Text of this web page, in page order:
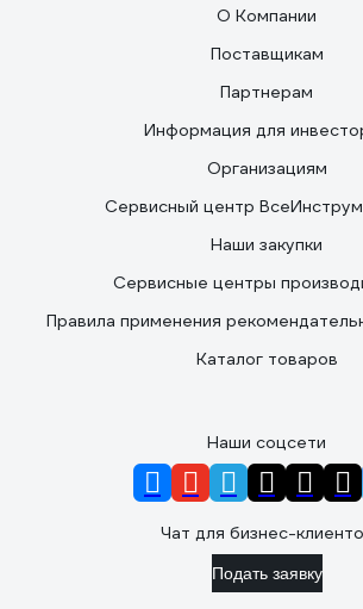
О Компании
Поставщикам
Партнерам
Информация для
Организациям
Сервисный центр
Наши закупки
Сервисные центры
Правила применения
Каталог товаров
Наши соцсети
Чат для бизнес-
Подать заявку